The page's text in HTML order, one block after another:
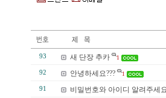
93 새 단장 추카 1
92 안녕하세요??? 1
91 비밀번호와 아이디 알려주세